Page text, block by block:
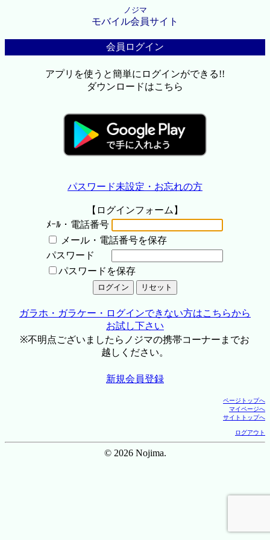
ノジマ
モバイル会員サイト
会員ログイン
アプリを使うと簡単にログインができる!!
ダウンロードはこちら
パスワード未設定・お忘れの方
【ログインフォーム】
ﾒｰﾙ・電話番号
メール・電話番号を保存
パスワード
パスワードを保存
ガラホ・ガラケー・ログインできない方はこちらから
お試し下さい
※不明点ございましたらノジマの携帯コーナーまでお
越しください。
新規会員登録
ページトップへ
マイページへ
サイトトップへ
ログアウト
© 2026 Nojima.